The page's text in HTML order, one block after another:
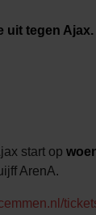
uit tegen
start op
ArenA.